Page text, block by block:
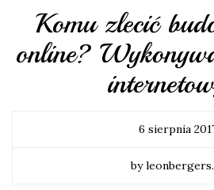
Komu zlecić
online?
6 sierpnia
by